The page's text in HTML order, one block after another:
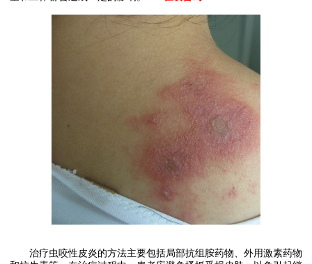
治疗虫咬性皮炎的方法主要包括局部抗组胺药物、外用激素药物